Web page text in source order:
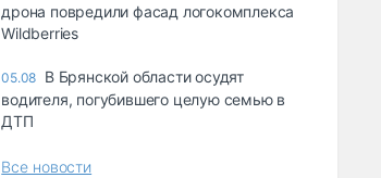
дрона повредили фасад логокомплекса
Wildberries
05.08 В Брянской области осудят
водителя, погубившего целую семью в
ДТП
Все новости